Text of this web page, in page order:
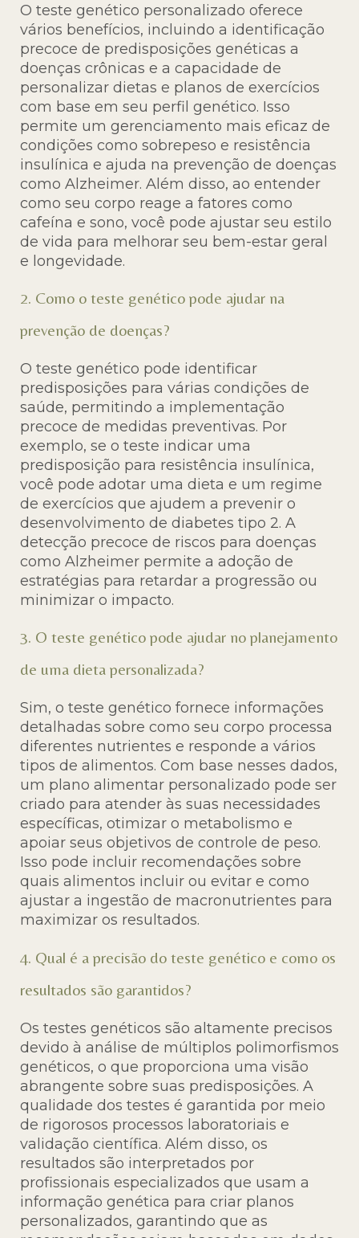
O teste genético personalizado oferece
vários benefícios, incluindo a identificação
precoce de predisposições genéticas a
doenças crônicas e a capacidade de
personalizar dietas e planos de exercícios
com base em seu perfil genético. Isso
permite um gerenciamento mais eficaz de
condições como sobrepeso e resistência
insulínica e ajuda na prevenção de doenças
como Alzheimer. Além disso, ao entender
como seu corpo reage a fatores como
cafeína e sono, você pode ajustar seu estilo
de vida para melhorar seu bem-estar geral
e longevidade.
2. Como o teste genético pode ajudar na
prevenção de doenças?
O teste genético pode identificar
predisposições para várias condições de
saúde, permitindo a implementação
precoce de medidas preventivas. Por
exemplo, se o teste indicar uma
predisposição para resistência insulínica,
você pode adotar uma dieta e um regime
de exercícios que ajudem a prevenir o
desenvolvimento de diabetes tipo 2. A
detecção precoce de riscos para doenças
como Alzheimer permite a adoção de
estratégias para retardar a progressão ou
minimizar o impacto.
3. O teste genético pode ajudar no planejamento
de uma dieta personalizada?
Sim, o teste genético fornece informações
detalhadas sobre como seu corpo processa
diferentes nutrientes e responde a vários
tipos de alimentos. Com base nesses dados,
um plano alimentar personalizado pode ser
criado para atender às suas necessidades
específicas, otimizar o metabolismo e
apoiar seus objetivos de controle de peso.
Isso pode incluir recomendações sobre
quais alimentos incluir ou evitar e como
ajustar a ingestão de macronutrientes para
maximizar os resultados.
4. Qual é a precisão do teste genético e como os
resultados são garantidos?
Os testes genéticos são altamente precisos
devido à análise de múltiplos polimorfismos
genéticos, o que proporciona uma visão
abrangente sobre suas predisposições. A
qualidade dos testes é garantida por meio
de rigorosos processos laboratoriais e
validação científica. Além disso, os
resultados são interpretados por
profissionais especializados que usam a
informação genética para criar planos
personalizados, garantindo que as